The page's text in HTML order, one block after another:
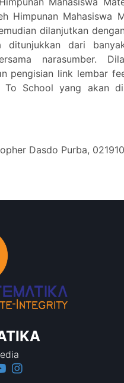
Himpunan Mahasiswa
dilanjutkan
ditunjukkan dari
narasumber.
pengisian link lembar
School yang akan
Dasdo Purba,